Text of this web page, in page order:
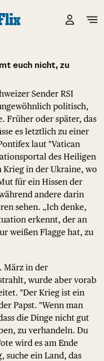
euch nicht, zu
Sender RSI
politisch,
Früher oder später, das
es letztlich zu einer
laut "Vatican
des Heiligen
Krieg in der Ukraine, wo
für ein Hissen der
andere darin
sehen. „Ich denke,
erkennt, der an
weißen Flagge hat, zu
März in der
wurde aber vorab
"Der Krieg ist ein
Papst. "Wenn man
die Dinge nicht gut
zu verhandeln. Du
wird es am Ende
suche ein Land, das